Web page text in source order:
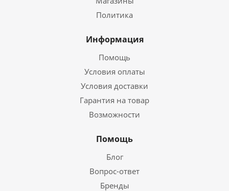
Политика
Информация
Помощь
Условия оплаты
Условия доставки
Гарантия на товар
Возможности
Помощь
Блог
Вопрос-ответ
Бренды